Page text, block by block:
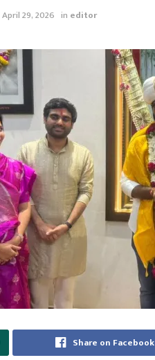
April 29, 2026 in editor
Share on Facebook